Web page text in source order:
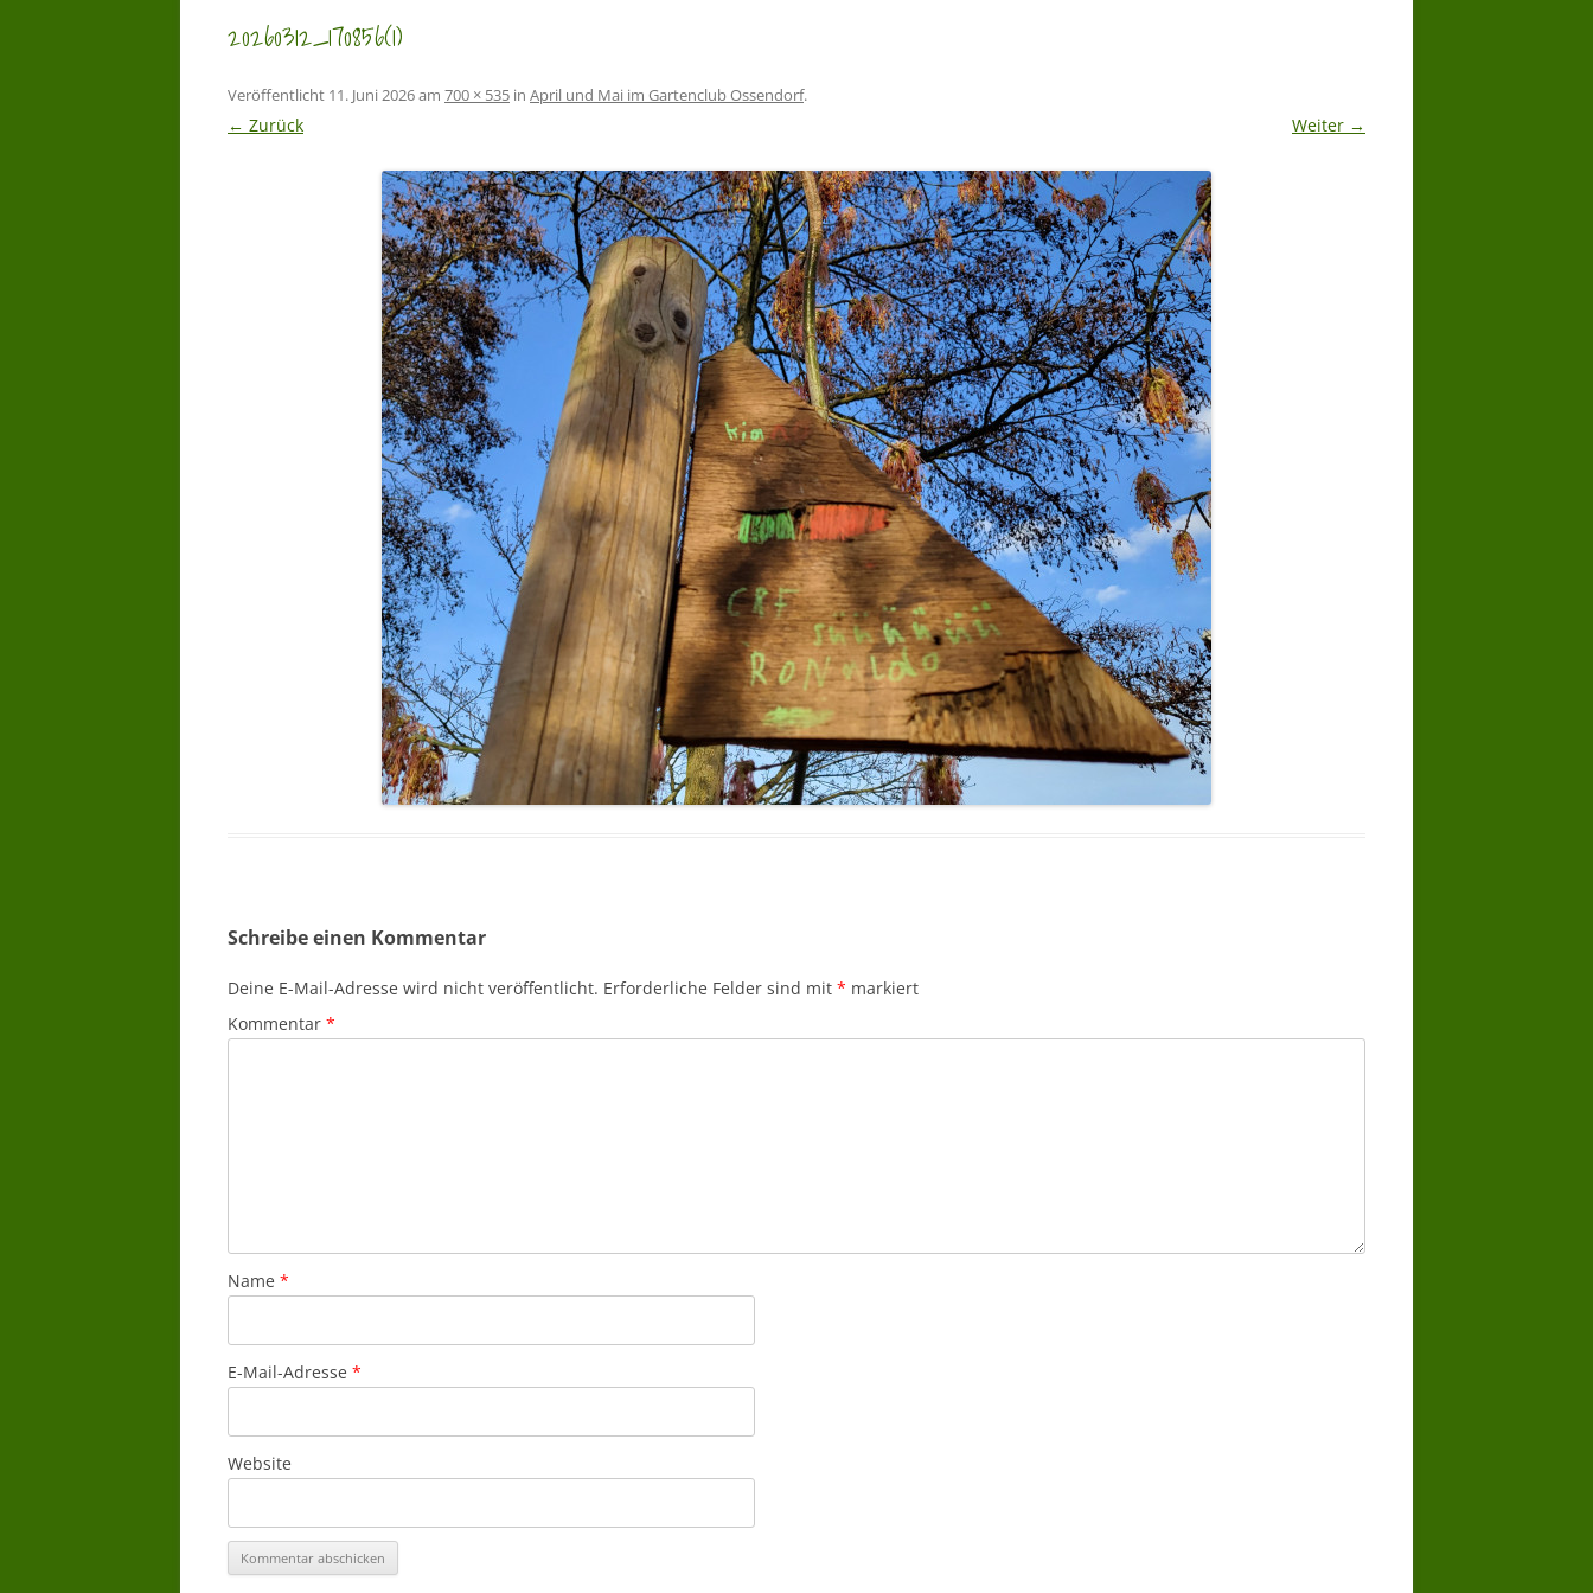
20260312_170856(1)
Veröffentlicht 11. Juni 2026am 700 × 535 in April und Mai im Gartenclub Ossendorf.
← Zurück Weiter →
Schreibe einen Kommentar
Deine E-Mail-Adresse wird nicht veröffentlicht. Erforderliche Felder sind mit * markiert
Kommentar *
Name *
E-Mail-Adresse *
Website